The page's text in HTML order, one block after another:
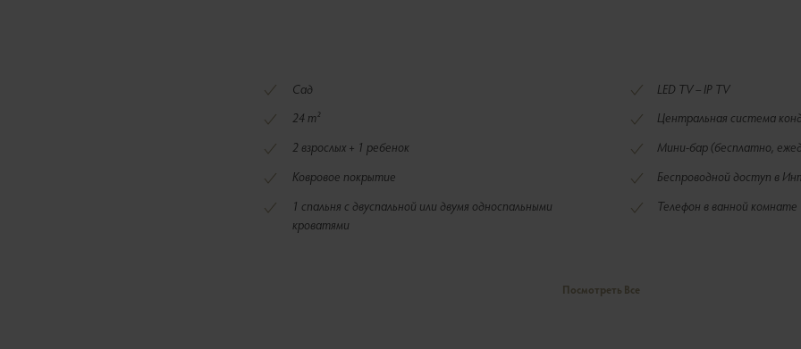
Сад
24 m²
2 взрослых + 1 ребенок
Ковровое покрытие
1 спальня с двуспальной или двумя односпальными
кроватями
LED TV – IP TV
Центральная система
Мини-бар (бесплатно,
Беспроводной доступ в
Телефон в ванной комнате
Посмотреть Все